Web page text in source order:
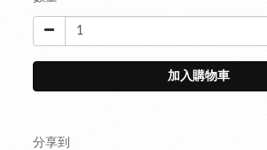
加入購物車
分享到